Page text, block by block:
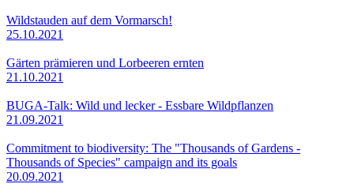
Wildstauden auf dem Vormarsch!
25.10.2021
Gärten prämieren und Lorbeeren ernten
21.10.2021
BUGA-Talk: Wild und lecker - Essbare Wildpflanzen
21.09.2021
Commitment to biodiversity: The "Thousands of Gardens -
Thousands of Species" campaign and its goals
20.09.2021